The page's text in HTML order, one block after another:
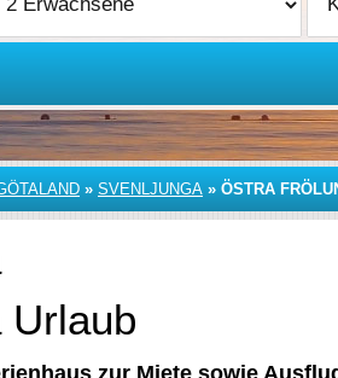
» SVENLJUNGA » ÖSTRA
Urlaub
zur Miete sowie